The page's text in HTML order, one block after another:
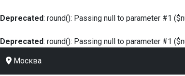
Deprecated: round(): Passing null to parameter #1
Deprecated: round(): Passing null to parameter #1
Москва